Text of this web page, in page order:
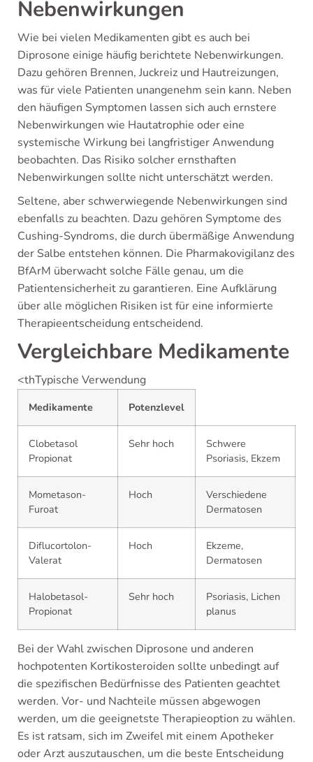
Nebenwirkungen
Wie bei vielen Medikamenten gibt es auch bei
Diprosone einige häufig berichtete Nebenwirkungen.
Dazu gehören Brennen, Juckreiz und Hautreizungen,
was für viele Patienten unangenehm sein kann. Neben
den häufigen Symptomen lassen sich auch ernstere
Nebenwirkungen wie Hautatrophie oder eine
systemische Wirkung bei langfristiger Anwendung
beobachten. Das Risiko solcher ernsthaften
Nebenwirkungen sollte nicht unterschätzt werden.
Seltene, aber schwerwiegende Nebenwirkungen sind
ebenfalls zu beachten. Dazu gehören Symptome des
Cushing-Syndroms, die durch übermäßige Anwendung
der Salbe entstehen können. Die Pharmakovigilanz des
BfArM überwacht solche Fälle genau, um die
Patientensicherheit zu garantieren. Eine Aufklärung
über alle möglichen Risiken ist für eine informierte
Therapieentscheidung entscheidend.
Vergleichbare Medikamente
<thTypische Verwendung
Medikamente Potenzlevel
Clobetasol
Propionat
Sehr hoch
Schwere
Psoriasis, Ekzem
Mometason-
Furoat
Hoch
Verschiedene
Dermatosen
Diflucortolon-
Valerat
Hoch
Ekzeme,
Dermatosen
Halobetasol-
Propionat
Sehr hoch
Psoriasis, Lichen
planus
Bei der Wahl zwischen Diprosone und anderen
hochpotenten Kortikosteroiden sollte unbedingt auf
die spezifischen Bedürfnisse des Patienten geachtet
werden. Vor- und Nachteile müssen abgewogen
werden, um die geeignetste Therapieoption zu wählen.
Es ist ratsam, sich im Zweifel mit einem Apotheker
oder Arzt auszutauschen, um die beste Entscheidung